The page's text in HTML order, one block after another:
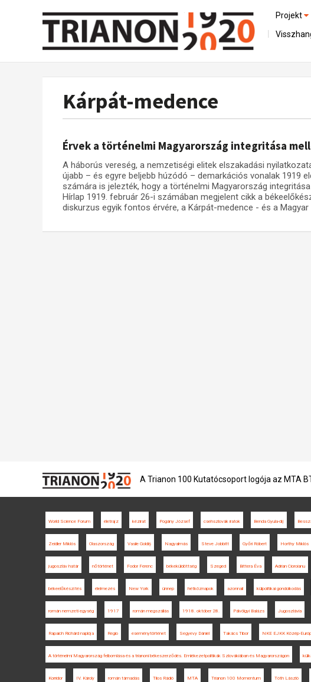
Projekt
Az
Utókor
Kárpát-medence
Érvek a történelmi Magyarország integritása
A háborús vereség, a nemzetiségi elitek elszakadási
újabb – és egyre beljebb húzódó – demarkációs vonalak 1919
számára is jelezték, hogy a történelmi Magyarország
Hírlap 1919. február 26-i számában megjelent cikk a
diskurzus egyik fontos érvére, a Kárpát-medence - és a
A Trianon 100 Kutatócsoport logója az MTA
World Science Forum életrajz kézirat Pogány József csehszlovák iratok Benda Gyula-díj
Zeidler Miklós Olaszország Vasile Goldiș Nagyalmás Steve Jobbitt Győri Róbert Horthy Miklós
jugoszláv határ nőtörténet Fodor Ferenc békeküldöttség Szeged Bittera Éva Adrian Cioroianu
békeelőkészítés élelmezés New York ünnep hétköznapok azonnali külpolitikai gondolkodás
román nemzeti egység 1917 román megszállás 1918. október 28. Pálvölgyi Balázs Jugoszlávia
Rapaich Richárd naplója Regio eseménytörténet Segyevy Dániel Takács Tibor NKE EJKK Közép-
A történelmi Magyarország felbomlása és a trianoni békeszerződés. Emlékezetpolitikák Szlovákiában és Magyarországon
Korridor IV. Károly román támadás Tilos Rádió MTA Trianon 100 Momentum Tóth László